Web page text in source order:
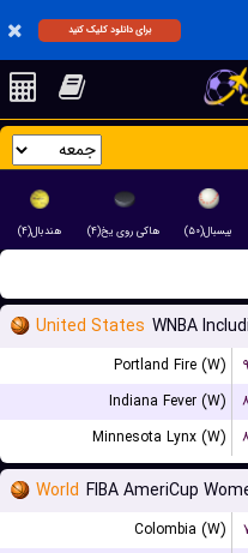
برای دانلود کلیک کنید
بیسبال(۵۰) هاکی روی یخ(۴) هندبال(۴)
United States WNBA
Portland Fire (W)
Indiana Fever (W)
Minnesota Lynx (W)
World FIBA AmeriCup
Colombia (W)